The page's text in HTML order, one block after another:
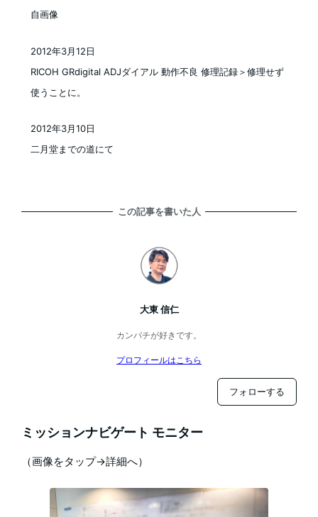
自画像
RICOH GRdigital ADJダイアル 動作不良 修理記録＞修理せず
使うことに。
投稿日
2012年3月12日
二月堂までの道にて
2012年3月10日
この記事を書いた人
大東 信仁
カンパチが好きです。
プロフィールはこちら
フォローする
ミッションナビゲート モニター
（画像をタップ→詳細へ）